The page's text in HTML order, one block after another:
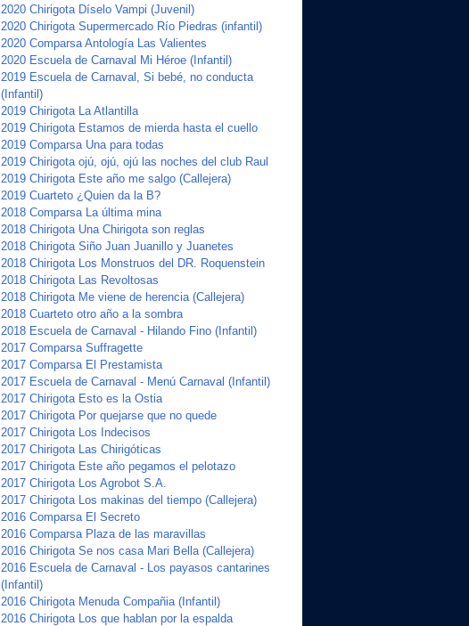
2020 Chirigota Díselo Vampi (Juvenil)
2020 Chirigota Supermercado Río Piedras (infantil)
2020 Comparsa Antología Las Valientes
2020 Escuela de Carnaval Mi Héroe (Infantil)
2019 Escuela de Carnaval, Si bebé, no conducta
(Infantil)
2019 Chirigota La Atlantilla
2019 Chirigota Estamos de mierda hasta el cuello
2019 Comparsa Una para todas
2019 Chirigota ojú, ojú, ojú las noches del club Raul
2019 Chirigota Este año me salgo (Callejera)
2019 Cuarteto ¿Quien da la B?
2018 Comparsa La última mina
2018 Chirigota Una Chirigota son reglas
2018 Chirigota Siño Juan Juanillo y Juanetes
2018 Chirigota Los Monstruos del DR. Roquenstein
2018 Chirigota Las Revoltosas
2018 Chirigota Me viene de herencia (Callejera)
2018 Cuarteto otro año a la sombra
2018 Escuela de Carnaval - Hilando Fino (Infantil)
2017 Comparsa Suffragette
2017 Comparsa El Prestamista
2017 Escuela de Carnaval - Menú Carnaval (Infantil)
2017 Chirigota Esto es la Ostia
2017 Chirigota Por quejarse que no quede
2017 Chirigota Los Indecisos
2017 Chirigota Las Chirigóticas
2017 Chirigota Este año pegamos el pelotazo
2017 Chirigota Los Agrobot S.A.
2017 Chirigota Los makinas del tiempo (Callejera)
2016 Comparsa El Secreto
2016 Comparsa Plaza de las maravillas
2016 Chirigota Se nos casa Mari Bella (Callejera)
2016 Escuela de Carnaval - Los payasos cantarines
(Infantil)
2016 Chirigota Menuda Compañia (Infantil)
2016 Chirigota Los que hablan por la espalda